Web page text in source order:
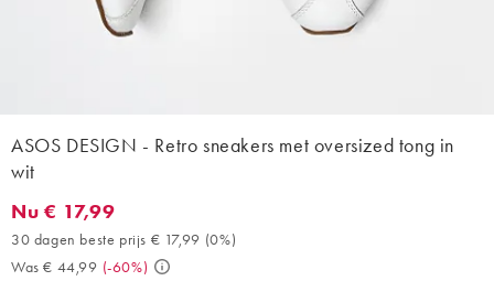
ASOS DESIGN - Retro sneakers met oversized tong in
wit
Nu € 17,99. 30 dagen beste prijs € 17,99 (0%). Was € 44,99. (-
Nu € 17,99
30 dagen beste prijs € 17,99 (0%)
Was € 44,99 (-60%)